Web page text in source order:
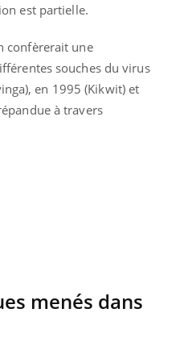
est partielle.
confèrerait une
souches du virus
en 1995 (Kikwit) et
à travers
menés dans